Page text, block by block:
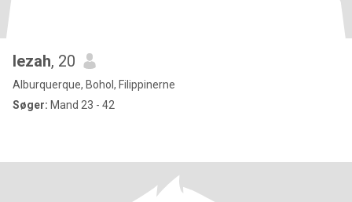
lezah, 20
Alburquerque, Bohol, Filippinerne
Søger: Mand 23 - 42